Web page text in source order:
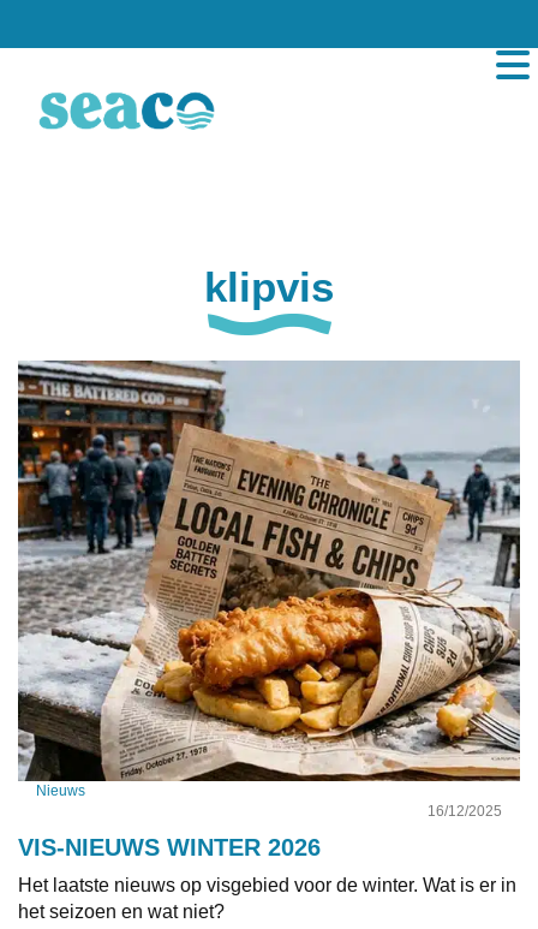
klipvis
Nieuws
16/12/2025
VIS-NIEUWS WINTER 2026
Het laatste nieuws op visgebied voor de winter. Wat is er in
het seizoen en wat niet?